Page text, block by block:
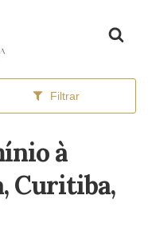
Filtrar
à
Curitiba,